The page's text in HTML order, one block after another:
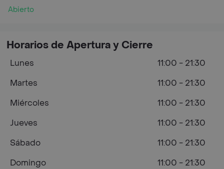
Abierto
Horarios de Apertura y Cierre
Lunes
11:00 - 21:30
Martes
11:00 - 21:30
Miércoles
11:00 - 21:30
Jueves
11:00 - 21:30
Sábado
11:00 - 21:30
Domingo
11:00 - 21:30